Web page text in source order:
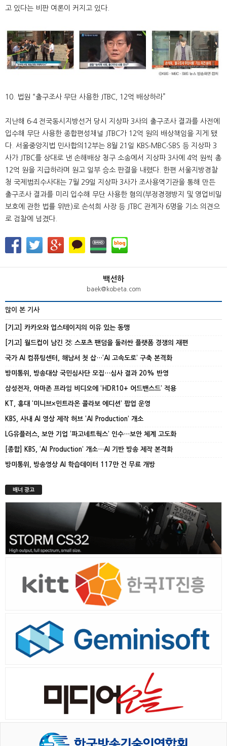
고 있다는 비판 여론이 커지고 있다.
10. 법원 “출구조사 무단 사용한 JTBC, 12억 배상하라”
지난해 6‧4 전국동시지방선거 당시 지상파 3사의 출구조사 결과를 사전에
입수해 무단 사용한 종합편성채널 JTBC가 12억 원의 배상책임을 지게 됐
다. 서울중앙지법 민사합의12부는 8월 21일 KBS‧MBC‧SBS 등 지상파 3
사가 JTBC를 상대로 낸 손해배상 청구 소송에서 지상파 3사에 4억 원씩 총
12억 원을 지급하라며 원고 일부 승소 판결을 내렸다. 한편 서울지방경찰
청 국제범죄수사대는 7월 29일 지상파 3사가 조사용역기관을 통해 만든
출구조사 결과를 미리 입수해 무단 사용한 혐의(부정경쟁방지 및 영업비밀
보호에 관한 법률 위반)로 손석희 사장 등 JTBC 관계자 6명을 기소 의견으
로 검찰에 넘겼다.
백선하
baek@kobeta.com
많이 본 기사
[기고] 카카오와 업스테이지의 이유 있는 동맹
[기고] 월드컵이 남긴 것: 스포츠 팬덤을 둘러싼 플랫폼 경쟁의 재편
국가 AI 컴퓨팅센터, 해남서 첫 삽…‘AI 고속도로’ 구축 본격화
방미통위, 방송대상 국민심사단 모집…심사 결과 20% 반영
삼성전자, 아마존 프라임 비디오에 ‘HDR10+ 어드밴스드’ 적용
KT, 홍대 ‘미니브×민트라온 콜라보 에디션’ 팝업 운영
KBS, 사내 AI 영상 제작 허브 ‘AI Production’ 개소
LG유플러스, 보안 기업 ‘파고네트웍스’ 인수…보안 체계 고도화
[종합] KBS, ‘AI Production’ 개소…AI 기반 방송 제작 본격화
방미통위, 방송영상 AI 학습데이터 117만 건 무료 개방
배너 광고